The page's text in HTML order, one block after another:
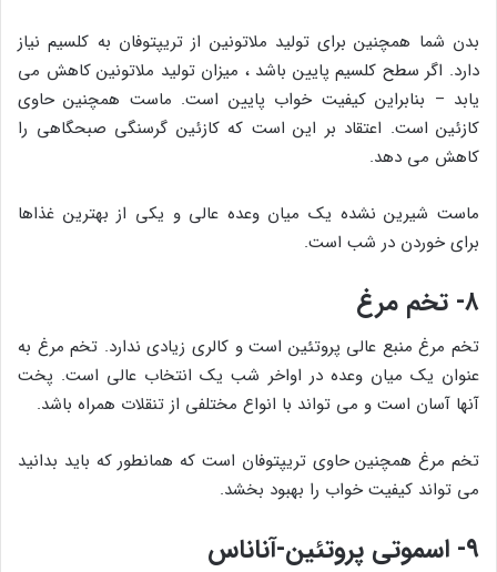
بدن شما همچنین برای تولید ملاتونین از تریپتوفان به کلسیم نیاز
دارد. اگر سطح کلسیم پایین باشد ، میزان تولید ملاتونین کاهش می
یابد – بنابراین کیفیت خواب پایین است. ماست همچنین حاوی
کازئین است. اعتقاد بر این است که کازئین گرسنگی صبحگاهی را
کاهش می دهد.
ماست شیرین نشده یک میان وعده عالی و یکی از بهترین غذاها
برای خوردن در شب است.
۸- تخم مرغ
تخم مرغ منبع عالی پروتئین است و کالری زیادی ندارد. تخم مرغ به
عنوان یک میان وعده در اواخر شب یک انتخاب عالی است. پخت
آنها آسان است و می تواند با انواع مختلفی از تنقلات همراه باشد.
تخم مرغ همچنین حاوی تریپتوفان است که همانطور که باید بدانید
می تواند کیفیت خواب را بهبود بخشد.
۹- اسموتی پروتئین-آناناس